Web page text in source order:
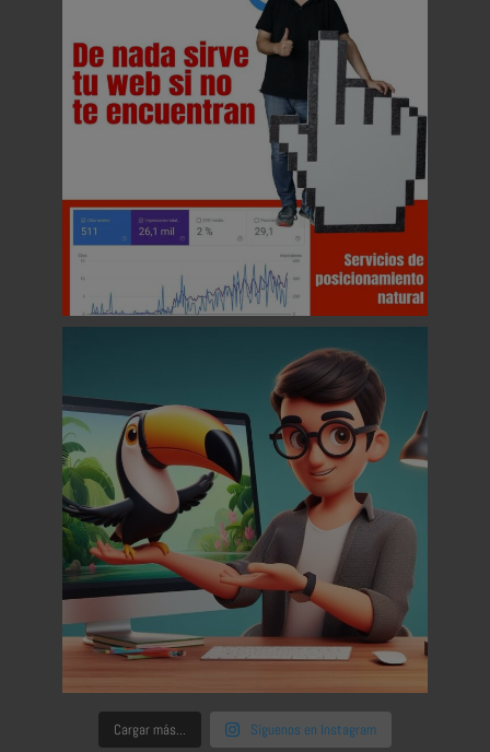
Cargar más... Síguenos en Instagram